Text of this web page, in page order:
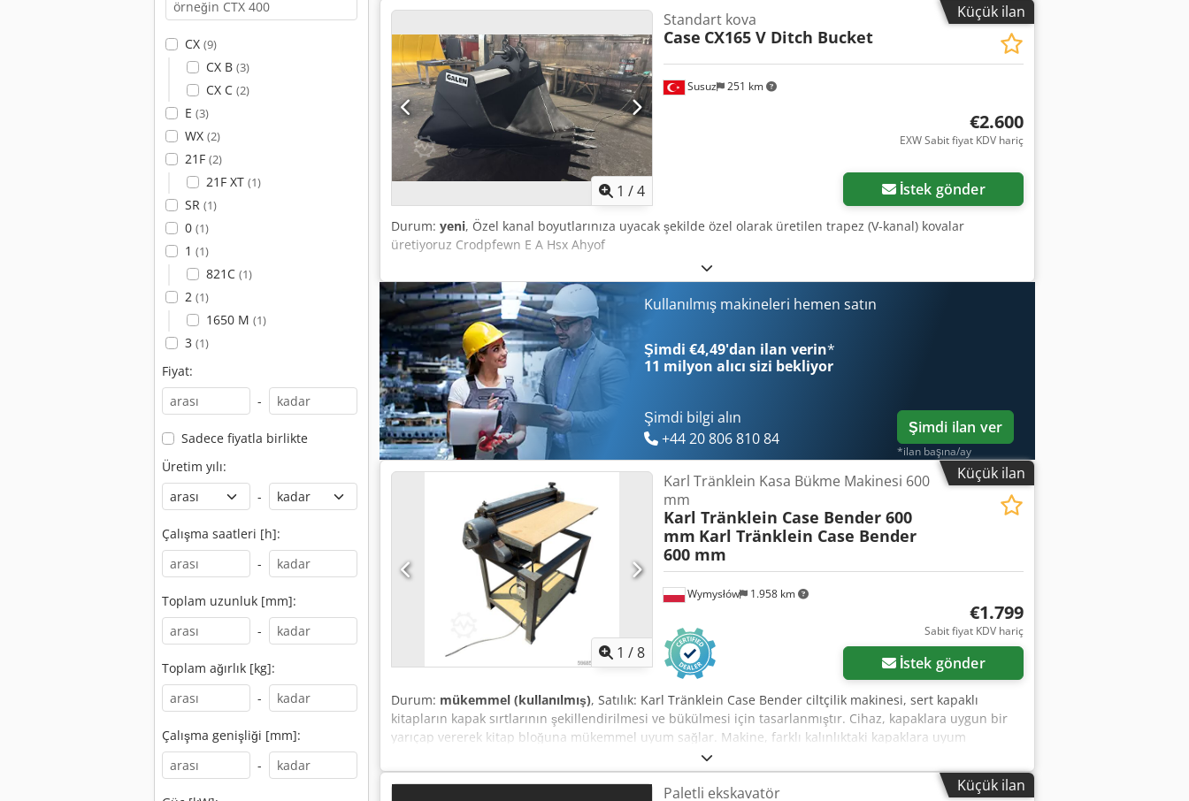
CX (9)
CX B (3)
CX C (2)
E (3)
WX (2)
21F (2)
21F XT (1)
SR (1)
0 (1)
1 (1)
821C (1)
2 (1)
1650 M (1)
3 (1)
Fiyat:
-
Sadece fiyatla birlikte
Üretim yılı:
-
Çalışma saatleri [h]:
-
Toplam uzunluk [mm]:
-
Toplam ağırlık [kg]:
-
Çalışma genişliği [mm]:
-
Küçük ilan
1 /4
Susuz 251 km
Standart kova
Case CX165 V Ditch Bucket
€2.600
EXW Sabit fiyat KDV hariç
İstek gönder
Durum: yeni, Özel kanal boyutlarınıza uyacak şekilde özel olarak üretilen trapez (V-kanal) kovalar
üretiyoruz Crodpfewn E A Hsx Ahyof
Kullanılmış makineleri hemen satın
Şimdi €4,49'dan ilan verin*
11 milyon alıcı sizi bekliyor
Şimdi bilgi alın
+44 20 806 810 84
Şimdi ilan ver
*ilan başına/ay
Küçük ilan
1 /8
Wymysłów 1.958 km
Karl Tränklein Kasa Bükme Makinesi 600
mm
Karl Tränklein Case Bender 600
mm Karl Tränklein Case Bender
600 mm
€1.799
Sabit fiyat KDV hariç
İstek gönder
Durum: mükemmel (kullanılmış), Satılık: Karl Tränklein Case Bender ciltçilik makinesi, sert kapaklı
kitapların kapak sırtlarının şekillendirilmesi ve bükülmesi için tasarlanmıştır. Cihaz, kapaklara uygun bir
yarıçap vererek kitap bloğuna mükemmel uyum sağlar. Makine, farklı kalınlıktaki kapaklara uyum
sağlayabilen ayarlanabilir makaralarla donatılmıştır. Sağlam, dökme demir konstrüksiyon yüksek
hassasiyet ve uzun ömür sunar. Teknik veriler: Üretici: Karl Tränklein Tip: Case Bender / sırt şekillendirme
makinesi Çalışma genişliği: yaklaşık 600 mm Makaralar için baskı ayarı Sağlam dökme demir gövde Elektrik
Küçük ilan
Paletli ekskavatör